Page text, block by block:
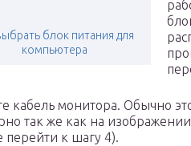
блок питания для
компьютера
кабель монитора. Обычно
так же как на
перейти к шагу 4).